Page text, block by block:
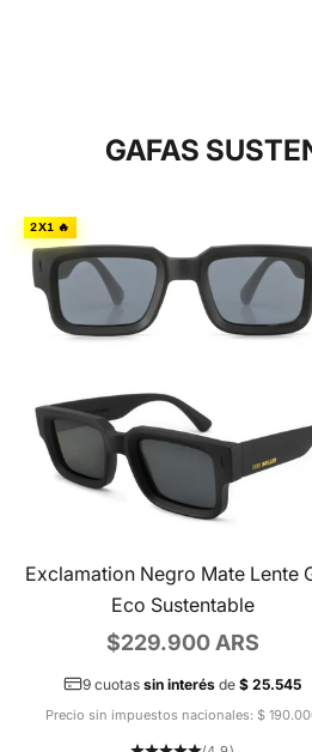
GAFAS
2X1 🔥
Exclamation Negro Mate Lente
Eco Sustentable
Precio de oferta
$229.900 ARS
9 cuotassin interés de$ 25.545
Precio sin impuestos nacionales: $